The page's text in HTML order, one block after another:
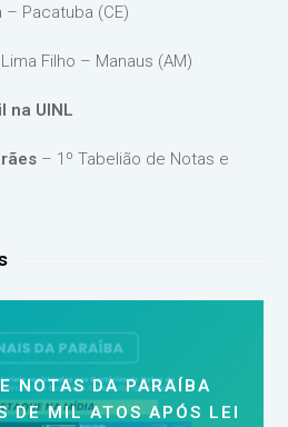
– Pacatuba (CE)
Filho – Manaus (AM)
na UINL
– 1º Tabelião de Notas e
NOTAS DA PARAÍBA
DE MIL ATOS APÓS LEI